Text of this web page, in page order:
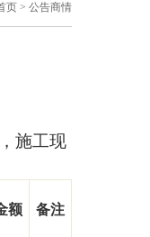
页 > 公告商情
施工现
额 备注